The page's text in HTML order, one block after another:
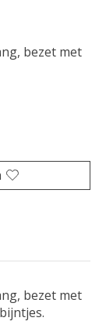
bezet met
bezet met